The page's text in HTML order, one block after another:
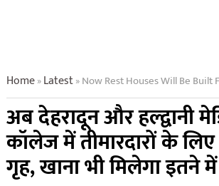
Home»Latest»Now Rest Houses Will Be Built For The Attendants In Dehradun And Haldwani
अब देहरादून और हल्द्वानी
कॉलेज में तीमारदारों के लिए
गृह, खाना भी मिलेगा इतने में